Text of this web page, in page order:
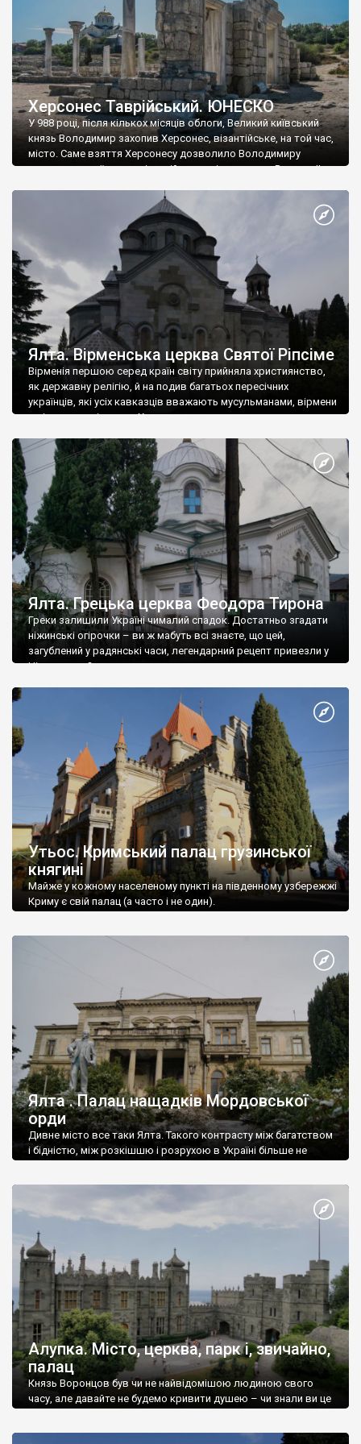
Херсонес Таврійський. ЮНЕСКО
У 988 році, після кількох місяців облоги, Великий київський
князь Володимир захопив Херсонес, візантійське, на той час,
місто. Саме взяття Херсонесу дозволило Володимиру
диктувати свої умови візантійському імператору Василю ІІ, та
Херсонесі Володимир-язичник, став Василем-християнином.
А потім було Хрещення Русі. На честь Херсонесу Таврійського
Ялта. Вірменська церква Святої Ріпсіме
Вірменія першою серед країн світу прийняла християнство,
як державну релігію, й на подив багатьох пересічних
українців, які усіх кавказців вважають мусульманами, вірмени
є відданими вірянами Христа
Ялта. Грецька церква Феодора Тирона
Греки залишили Україні чималий спадок. Достатньо згадати
ніжинські огірочки – ви ж мабуть всі знаєте, що цей,
загублений у радянські часи, легендарний рецепт привезли у
Ніжин греки?
Утьос. Кримський палац грузинської
княгині
Майже у кожному населеному пункті на південному узбережжі
Криму є свій палац (а часто і не один).
Ялта . Палац нащадків Мордовської
орди
Дивне місто все таки Ялта. Такого контрасту між багатством
і бідністю, між розкішшю і розрухою в Україні більше не
Алупка. Місто, церква, парк і, звичайно,
палац
Князь Воронцов був чи не найвідомішою людиною свого
часу, але давайте не будемо кривити душею – чи знали ви це